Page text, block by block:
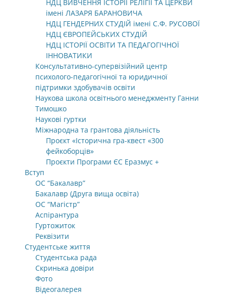
НДЦ ВИВЧЕННЯ ІСТОРІЇ РЕЛІГІЇ ТА ЦЕРКВИ
імені ЛАЗАРЯ БАРАНОВИЧА
НДЦ ГЕНДЕРНИХ СТУДІЙ імені С.Ф. РУСОВОЇ
НДЦ ЄВРОПЕЙСЬКИХ СТУДІЙ
НДЦ ІСТОРІЇ ОСВІТИ ТА ПЕДАГОГІЧНОЇ
ІННОВАТИКИ
Консультативно-супервізійний центр
психолого-педагогічної та юридичної
підтримки здобувачів освіти
Наукова школа освітнього менеджменту Ганни
Тимошко
Наукові гуртки
Міжнародна та грантова діяльність
Проєкт «Історична гра-квест «300
фейкоборців»
Проєкти Програми ЄС Еразмус +
Вступ
ОС “Бакалавр”
Бакалавр (Друга вища освіта)
ОС “Магістр”
Аспірантура
Гуртожиток
Реквізити
Студентське життя
Студентська рада
Скринька довіри
Фото
Відеогалерея